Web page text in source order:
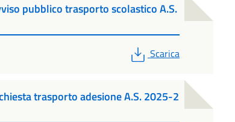
pubblico trasporto scolastico A.S.
PDF
Scarica
trasporto adesione A.S. 2025-2